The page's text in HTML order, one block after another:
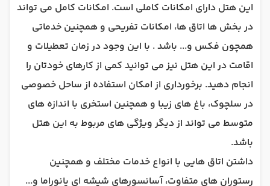
این هتل دارای امکانات کاملی است. امکانات کامل می تواند
در بخش ها اتاق ها، امکانات تفریحی و همچنین خدماتی
همچون فکس و... باشد . با این وجود در زمان تعطیلات و
اقامت در این هتل نیز می توانید کمی از کارهای خودتان را
انجام دهید. برخورداری از امکان استفاده از ساحل خصوصی
در سلچوک، باغ های زیبا و همچنین استخری با اندازه های
متوسط می تواند از دیگر ویژگی های مربوط به این هتل
باشد.
داشتن اتاق هایی با انواع خدمات مختلف و همچنین
رستوران های متفاوت، آسانسورهای شیشه ای پانوراما و...